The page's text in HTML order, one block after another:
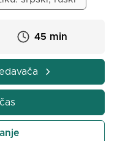
- cena časa po
45 min